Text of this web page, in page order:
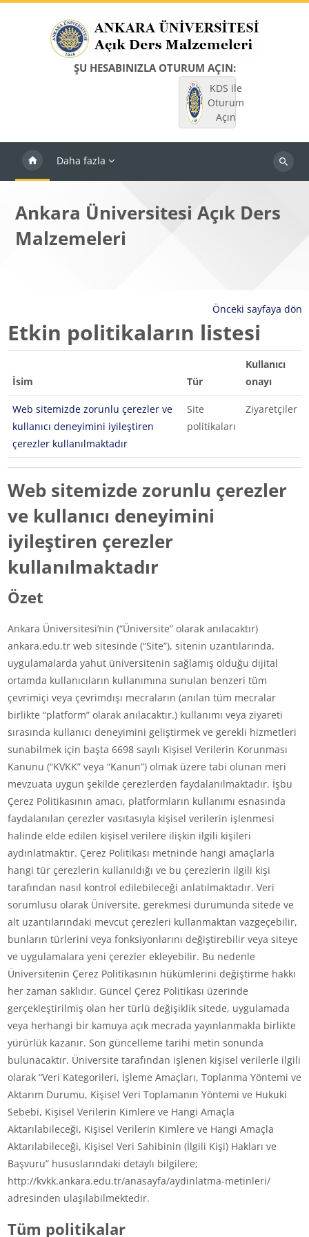
ŞU HESABINIZLA OTURUM AÇIN:
KDS ile
Oturum
Açın
Daha fazla
Dersleri
Ankara Üniversitesi Açık Ders
Malzemeleri
Önceki sayfaya dön
Etkin politikaların listesi
İsim Tür
Kullanıcı
onayı
Web sitemizde zorunlu çerezler ve
kullanıcı deneyimini iyileştiren
çerezler kullanılmaktadır
Site
politikaları
Ziyaretçiler
Web sitemizde zorunlu çerezler
ve kullanıcı deneyimini
iyileştiren çerezler
kullanılmaktadır
Özet
Ankara Üniversitesi’nin (“Üniversite” olarak anılacaktır)
ankara.edu.tr web sitesinde (“Site”), sitenin uzantılarında,
uygulamalarda yahut üniversitenin sağlamış olduğu dijital
ortamda kullanıcıların kullanımına sunulan benzeri tüm
çevrimiçi veya çevrimdışı mecraların (anılan tüm mecralar
birlikte “platform” olarak anılacaktır.) kullanımı veya ziyareti
sırasında kullanıcı deneyimini geliştirmek ve gerekli hizmetleri
sunabilmek için başta 6698 sayılı Kişisel Verilerin Korunması
Kanunu (“KVKK” veya “Kanun”) olmak üzere tabi olunan meri
mevzuata uygun şekilde çerezlerden faydalanılmaktadır. İşbu
Çerez Politikasının amacı, platformların kullanımı esnasında
faydalanılan çerezler vasıtasıyla kişisel verilerin işlenmesi
halinde elde edilen kişisel verilere ilişkin ilgili kişileri
aydınlatmaktır. Çerez Politikası metninde hangi amaçlarla
hangi tür çerezlerin kullanıldığı ve bu çerezlerin ilgili kişi
tarafından nasıl kontrol edilebileceği anlatılmaktadır. Veri
sorumlusu olarak Üniversite, gerekmesi durumunda sitede ve
alt uzantılarındaki mevcut çerezleri kullanmaktan vazgeçebilir,
bunların türlerini veya fonksiyonlarını değiştirebilir veya siteye
ve uygulamalara yeni çerezler ekleyebilir. Bu nedenle
Üniversitenin Çerez Politikasının hükümlerini değiştirme hakkı
her zaman saklıdır. Güncel Çerez Politikası üzerinde
gerçekleştirilmiş olan her türlü değişiklik sitede, uygulamada
veya herhangi bir kamuya açık mecrada yayınlanmakla birlikte
yürürlük kazanır. Son güncelleme tarihi metin sonunda
bulunacaktır. Üniversite tarafından işlenen kişisel verilerle ilgili
olarak “Veri Kategorileri, İşleme Amaçları, Toplanma Yöntemi ve
Aktarım Durumu, Kişisel Veri Toplamanın Yöntemi ve Hukuki
Sebebi, Kişisel Verilerin Kimlere ve Hangi Amaçla
Aktarılabileceği, Kişisel Verilerin Kimlere ve Hangi Amaçla
Aktarılabileceği, Kişisel Veri Sahibinin (İlgili Kişi) Hakları ve
Başvuru” hususlarındaki detaylı bilgilere;
http://kvkk.ankara.edu.tr/anasayfa/aydinlatma-metinleri/
adresinden ulaşılabilmektedir.
Tüm politikalar